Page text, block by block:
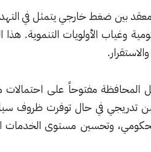
بين ضغط خارجي يتمثل في
وغياب الأولويات التنموية. هذا
مفتوحاً على احتمالات
تدريجي في حال توفرت ظروف
وتحسين مستوى الخدمات